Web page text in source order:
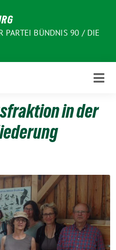
PARTEI BÜNDNIS 90 / DIE
in der